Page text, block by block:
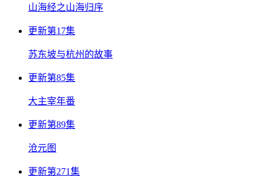
山海经之山海归序
更新第17集
苏东坡与杭州的故事
更新第85集
大主宰年番
更新第89集
沧元图
更新第271集